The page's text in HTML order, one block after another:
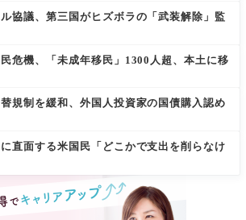
協議、第三国がヒズボラの「武装解除」監
危機、「未成年移民」1300人超、本土に移
規制を緩和、外国人投資家の国債購入認め
直面する米国民「どこかで支出を削らなけ